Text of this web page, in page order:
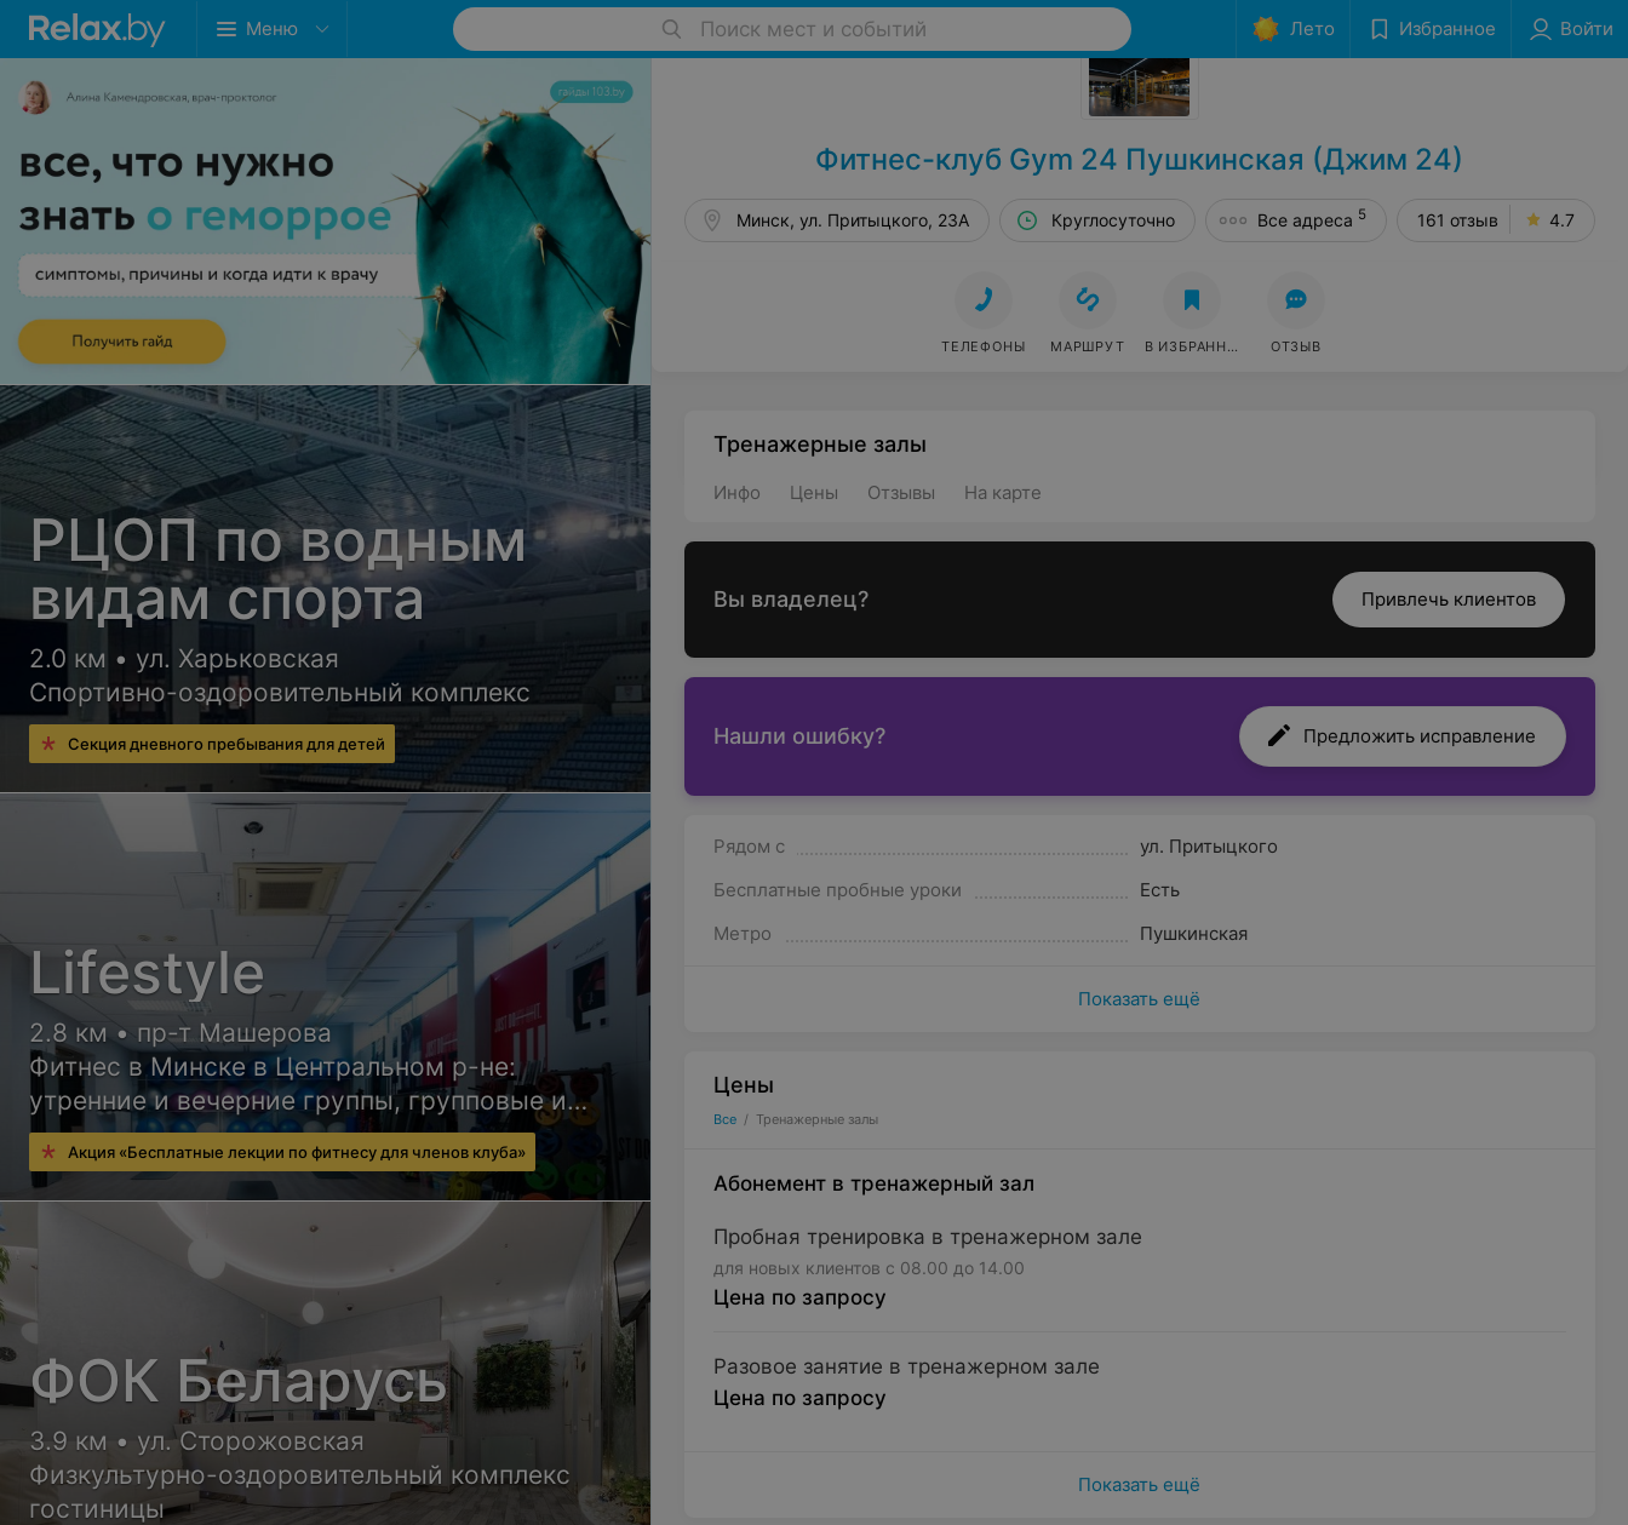
Меню Поиск мест и событий Лето Избранное Войти
Тренажерные залы в Минске Сообщить об ошибке
Фитнес-клуб Gym 24 Пушкинская (Джим 24)
Минск, ул. Притыцкого, 23А Круглосуточно Все адреса 5 161 отзыв 4.7
ТЕЛЕФОНЫ МАРШРУТ В ИЗБРАННОЕ ОТЗЫВ
Тренажерные залы
Инфо Цены Отзывы На карте
Вы владелец? Привлечь клиентов
Нашли ошибку? Предложить исправление
Рядом с
ул. Притыцкого
Бесплатные пробные уроки
Есть
Метро
Пушкинская
Показать ещё
Цены
Все / Тренажерные залы
Абонемент в тренажерный зал
Пробная тренировка в тренажерном зале
для новых клиентов с 08.00 до 14.00
Цена по запросу
Разовое занятие в тренажерном зале
Цена по запросу
Показать ещё
РЦОП по водным
видам спорта
2.0 км • ул. Харьковская
Спортивно-оздоровительный комплекс
Секция дневного пребывания для детей
Lifestyle
2.8 км • пр-т Машерова
Фитнес в Минске в Центральном р-не:
утренние и вечерние группы, групповые и
индивидуальные занятия, тренажерный зал,
сауна.
Акция «Бесплатные лекции по фитнесу для членов клуба»
ФОК Беларусь
3.9 км • ул. Сторожовская
Физкультурно-оздоровительный комплекс
гостиницы